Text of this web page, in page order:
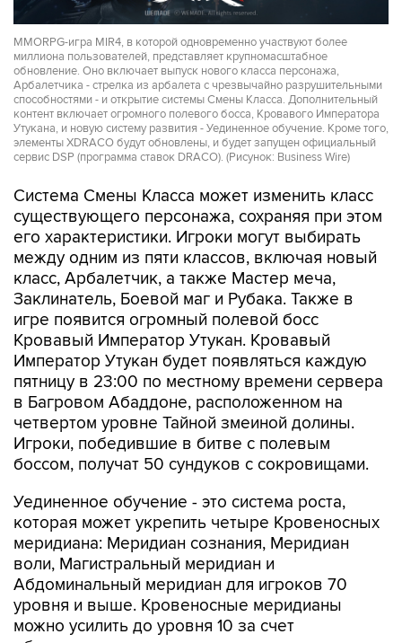
MMORPG-игра MIR4, в которой одновременно участвуют более
миллиона пользователей, представляет крупномасштабное
обновление. Оно включает выпуск нового класса персонажа,
Арбалетчика - стрелка из арбалета с чрезвычайно разрушительными
способностями - и открытие системы Смены Класса. Дополнительный
контент включает огромного полевого босса, Кровавого Императора
Утукана, и новую систему развития - Уединенное обучение. Кроме того,
элементы XDRACO будут обновлены, и будет запущен официальный
сервис DSP (программа ставок DRACO). (Рисунок: Business Wire)
Система Смены Класса может изменить класс
существующего персонажа, сохраняя при этом
его характеристики. Игроки могут выбирать
между одним из пяти классов, включая новый
класс, Арбалетчик, а также Мастер меча,
Заклинатель, Боевой маг и Рубака. Также в
игре появится огромный полевой босс
Кровавый Император Утукан. Кровавый
Император Утукан будет появляться каждую
пятницу в 23:00 по местному времени сервера
в Багровом Абаддоне, расположенном на
четвертом уровне Тайной змеиной долины.
Игроки, победившие в битве с полевым
боссом, получат 50 сундуков с сокровищами.
Уединенное обучение - это система роста,
которая может укрепить четыре Кровеносных
меридиана: Меридиан сознания, Меридиан
воли, Магистральный меридиан и
Абдоминальный меридиан для игроков 70
уровня и выше. Кровеносные меридианы
можно усилить до уровня 10 за счет